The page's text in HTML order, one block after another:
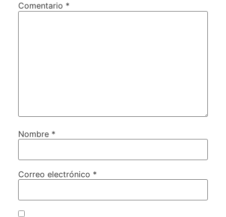
Comentario *
Nombre *
Correo electrónico *